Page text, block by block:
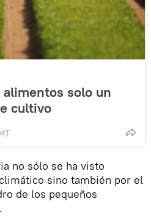
solo un
cultivo
no sólo se ha visto
sino también por el
de los pequeños